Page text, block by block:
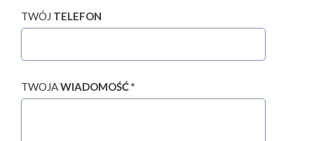
TWÓJ TELEFON
TWOJAWIADOMOŚĆ *